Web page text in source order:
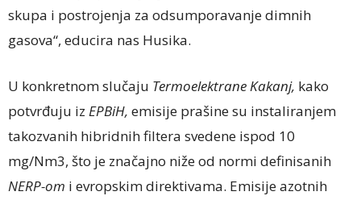
skupa i postrojenja za odsumporavanje dimnih
gasova“, educira nas Husika.
U konkretnom slučaju Termoelektrane Kakanj, kako
potvrđuju iz EPBiH, emisije prašine su instaliranjem
takozvanih hibridnih filtera svedene ispod 10
mg/Nm3, što je značajno niže od normi definisanih
NERP-om i evropskim direktivama. Emisije azotnih